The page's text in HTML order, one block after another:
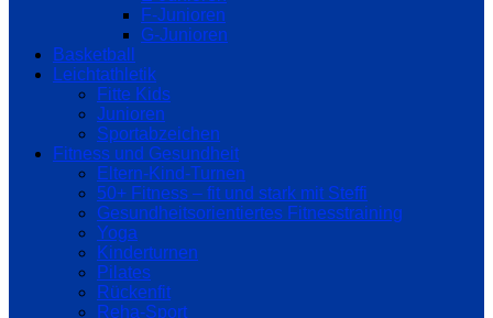
F-Junioren
G-Junioren
Basketball
Leichtathletik
Fitte Kids
Junioren
Sportabzeichen
Fitness und Gesundheit
Eltern-Kind-Turnen
50+ Fitness – fit und stark mit Steffi
Gesundheitsorientiertes Fitnesstraining
Yoga
Kinderturnen
Pilates
Rückenfit
Reha-Sport